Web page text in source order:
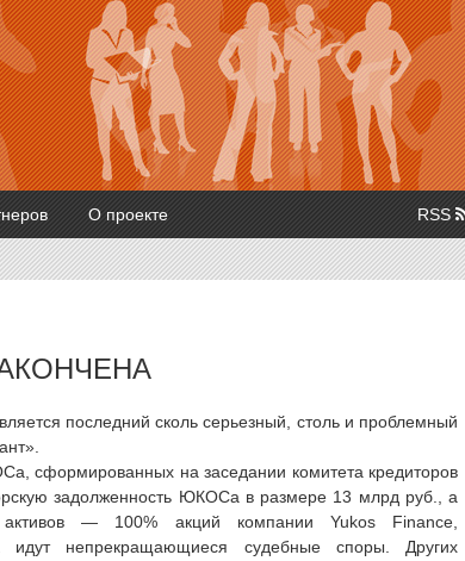
О проекте RSS
последний сколь серьезный, столь и проблемный
сформированных на заседании комитета кредиторов
задолженность ЮКОСа в размере 13 млрд руб., а
— 100% акций компании Yukos Finance,
идут непрекращающиеся судебные споры. Других